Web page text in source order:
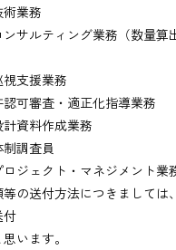
業務
サルティング業務（数量算
支援業務
可審査・適正化指導業務
資料作成業務
調査員
ジェクト・マネジメント業
の送付方法につきましては
付
います。